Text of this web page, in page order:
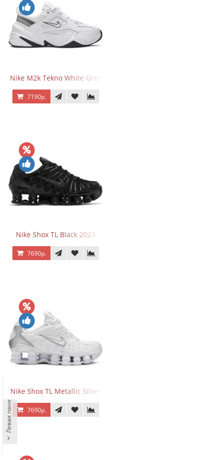
Nike M2k Tekno White Grey
7190р.
Nike Shox TL Black 2023
7690р.
Nike Shox TL Metallic Silver
7690р.
Левая панель